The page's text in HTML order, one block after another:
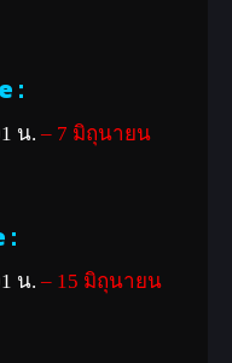
:
น. – 7 มิถุนายน
:
น. – 15 มิถุนายน